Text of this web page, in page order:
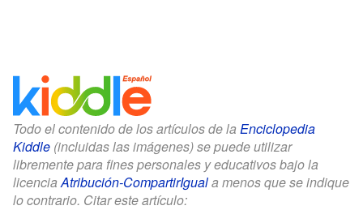
Todo el contenido de los artículos de la Enciclopedia
Kiddle (incluidas las imágenes) se puede utilizar
libremente para fines personales y educativos bajo la
licenciaAtribución-CompartirIguala menos que se indique
lo contrario. Citar este artículo: